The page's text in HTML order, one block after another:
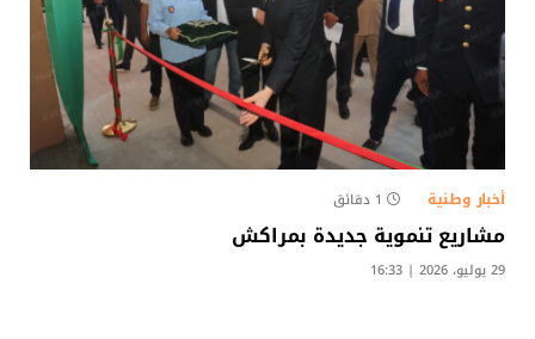
أخبار وطنية 1 دقائق
مشاريع تنموية جديدة بمراكش
29 يوليو، 2026 | 16:33